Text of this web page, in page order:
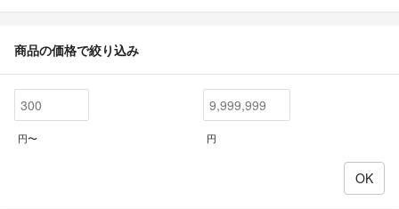
商品の価格で絞り込み
円〜 円